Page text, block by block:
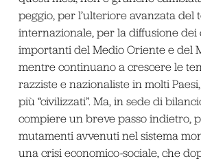
peggio, per l’ulteriore avanzata del
internazionale, per la diffusione
importanti del Medio Oriente e del
mentre continuano a crescere le
razziste e nazionaliste in molti
più “civilizzati”. Ma, in sede di
compiere un breve passo indietro,
mutamenti avvenuti nel sistema
una crisi economico-sociale, che